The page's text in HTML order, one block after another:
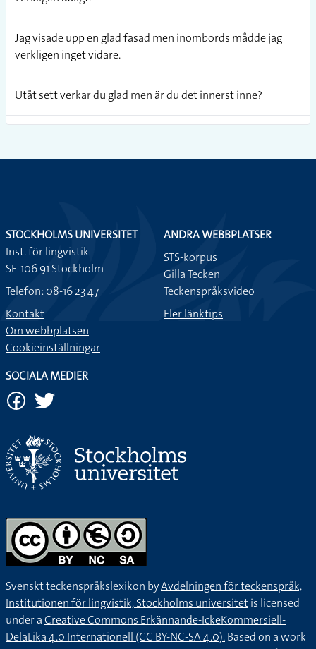
Jag visade upp en glad fasad men inombords mådde jag
verkligen inget vidare.
Utåt sett verkar du glad men är du det innerst inne?
STOCKHOLMS UNIVERSITET
Inst. för lingvistik
SE-106 91 Stockholm
Telefon: 08-16 23 47
Kontakt
Om webbplatsen
Cookieinställningar
ANDRA WEBBPLATSER
STS-korpus
Gilla Tecken
Teckenspråksvideo
Fler länktips
SOCIALA MEDIER
Svenskt teckenspråkslexikon byAvdelningen för teckenspråk,
Institutionen för lingvistik, Stockholms universitetis licensed
under aCreative Commons Erkännande-IckeKommersiell-
DelaLika 4.0 Internationell (CC BY-NC-SA 4.0).Based on a work